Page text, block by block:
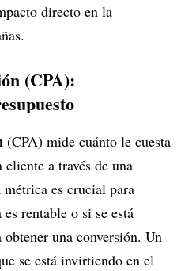
directo en la
(CPA):
(CPA) mide cuánto le cuesta
a través de una
métrica es crucial para
rentable o si se está
obtener una conversión. Un
se está invirtiendo en el